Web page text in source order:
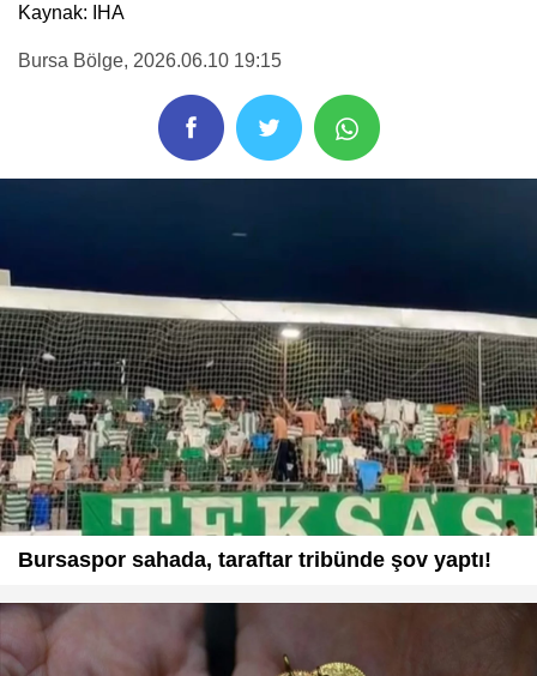
Kaynak: IHA
Bursa Bölge, 2026.06.10 19:15
Bursaspor sahada, taraftar tribünde şov yaptı!